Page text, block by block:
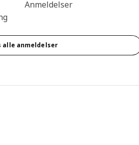
4.4 ingen kundevurdering 5 stjerner.
Anmeldelser
alle anmeldelser